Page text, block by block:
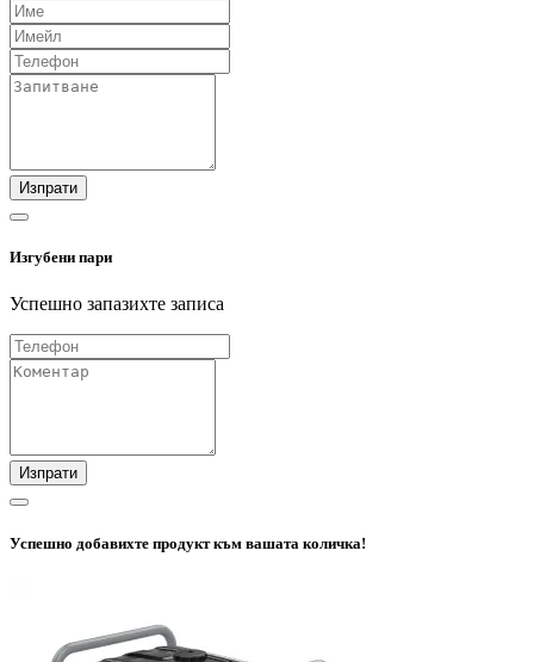
Изпрати
Изгубени пари
Успешно запазихте записа
Изпрати
Успешно добавихте продукт към вашата количка!